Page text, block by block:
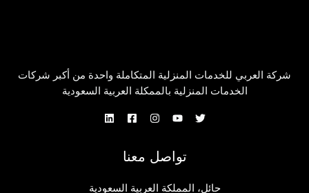
شركة العربي للخدمات المنزلية المتكاملة واحدة من أكبر شركات
الخدمات المنزلية بالممكلة العربية السعودية
تواصل معنا
حائل، المملكة العربية السعودية